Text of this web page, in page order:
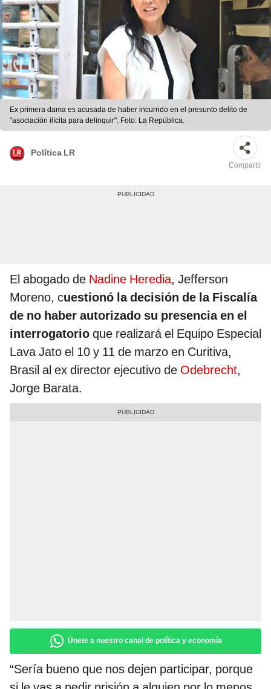
Ex primera dama es acusada de haber incurrido en el presunto delito de
"asociación ilícita para delinquir". Foto: La República.
Política LR
Compartir
El abogado de Nadine Heredia, Jefferson
Moreno, cuestionó la decisión de la Fiscalía
de no haber autorizado su presencia en el
interrogatorio que realizará el Equipo Especial
Lava Jato el 10 y 11 de marzo en Curitiva,
Brasil al ex director ejecutivo de Odebrecht,
Jorge Barata.
Únete a nuestro canal de política y economía
“Sería bueno que nos dejen participar, porque